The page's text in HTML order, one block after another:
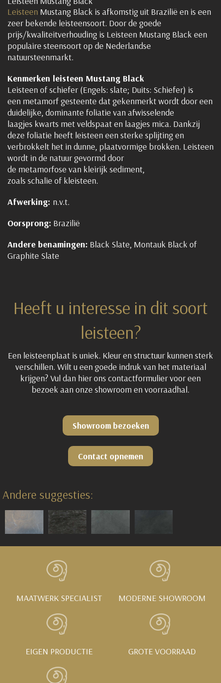
Leisteen Mustang Black is afkomstig uit Brazilië en is een
zeer bekende leisteensoort. Door de goede
prijs/kwaliteitverhouding is Leisteen Mustang Black een
populaire steensoort op de Nederlandse
natuursteenmarkt.
Kenmerken leisteen Mustang Black
Leisteen of schiefer (Engels: slate; Duits: Schiefer) is
een metamorf gesteente dat gekenmerkt wordt door een
duidelijke, dominante foliatie van afwisselende
laagjes kwarts met veldspaat en laagjes mica. Dankzij
deze foliatie heeft leisteen een sterke splijting en
verbrokkelt het in dunne, plaatvormige brokken. Leisteen
wordt in de natuur gevormd door
de metamorfose van kleirijk sediment,
zoals schalie of kleisteen.
Afwerking: n.v.t.
Oorsprong: Brazilië
Andere benamingen: Black Slate, Montauk Black of
Graphite Slate
Heeft u interesse in dit soort
leisteen?
Een leisteenplaat is uniek. Kleur en structuur kunnen sterk
verschillen. Wilt u een goede indruk van het materiaal
krijgen? Vul dan hier ons contactformulier voor een
bezoek aan onze showroom en voorraadhal.
Showroom bezoeken
Contact opnemen
Andere suggesties:
MAATWERK SPECIALIST MODERNE SHOWROOM
EIGEN PRODUCTIE GROTE VOORRAAD